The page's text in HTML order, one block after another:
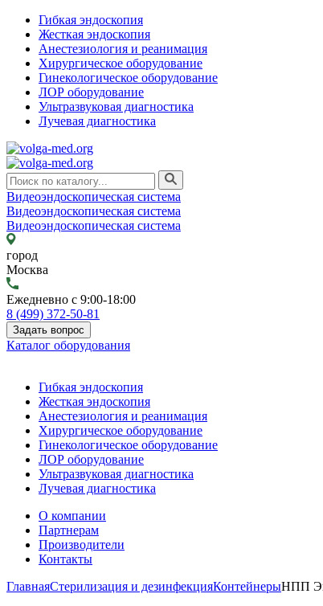
Гибкая эндоскопия
Жесткая эндоскопия
Анестезиология и реанимация
Хирургическое оборудование
Гинекологическое оборудование
ЛОР оборудование
Ультразвуковая диагностика
Лучевая диагностика
Видеоэндоскопическая система
Видеоэндоскопическая система
Видеоэндоскопическая система
город
Москва
Ежедневно с 9:00-18:00
8 (499) 372-50-81
Задать вопрос
Каталог оборудования
Гибкая эндоскопия
Жесткая эндоскопия
Анестезиология и реанимация
Хирургическое оборудование
Гинекологическое оборудование
ЛОР оборудование
Ультразвуковая диагностика
Лучевая диагностика
О компании
Партнерам
Производители
Контакты
ГлавнаяСтерилизация и дезинфекцияКонтейнерыНПП